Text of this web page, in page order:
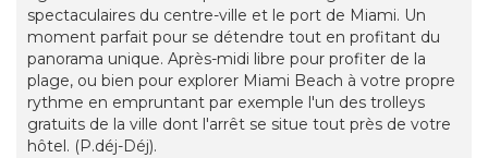
spectaculaires du centre-ville et le port de Miami. Un
moment parfait pour se détendre tout en profitant du
panorama unique. Après-midi libre pour profiter de la
plage, ou bien pour explorer Miami Beach à votre propre
rythme en empruntant par exemple l'un des trolleys
gratuits de la ville dont l'arrêt se situe tout près de votre
hôtel. (P.déj-Déj).